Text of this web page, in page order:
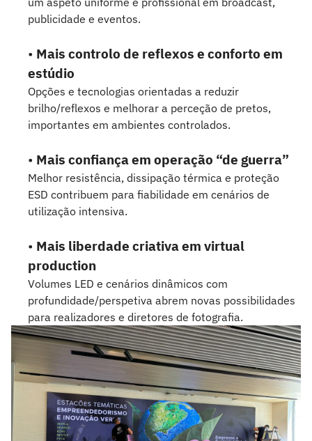
publicidade e eventos.
• Mais controlo de reflexos e conforto em
estúdio
Opções e tecnologias orientadas a reduzir
brilho/reflexos e melhorar a perceção de pretos,
importantes em ambientes controlados.
• Mais confiança em operação “de guerra”
Melhor resistência, dissipação térmica e proteção
ESD contribuem para fiabilidade em cenários de
utilização intensiva.
• Mais liberdade criativa em virtual
production
Volumes LED e cenários dinâmicos com
profundidade/perspetiva abrem novas possibilidades
para realizadores e diretores de fotografia.